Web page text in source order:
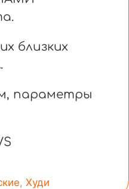
близких
параметры
, Худи